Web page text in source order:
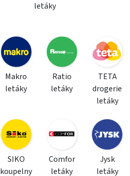
letáky
Makro
letáky
Ratio
letáky
TETA
drogerie
letáky
SIKO
koupelny
Comfor
letáky
Jysk
letáky